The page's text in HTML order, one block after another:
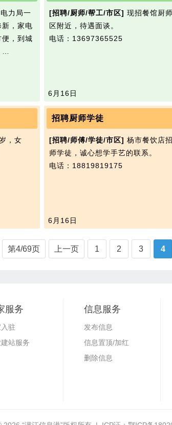
力局一
，家电
，到城
…
[招聘/厨师/帮工/市区] 现招餐馆厨
区附近，待遇面谈。
电话：13697365525
6月16日
，女
招聘厨师学徒
[招聘/师傅/学徒/市区] 杨市餐饮店
师学徒，诚心想学手艺的联系。
电话：18819819175
6月16日
第4/69页 上一页 1 2 3 4
服务
驻
站服务
信息服务
发布信息
信息置顶/加红
删除信息